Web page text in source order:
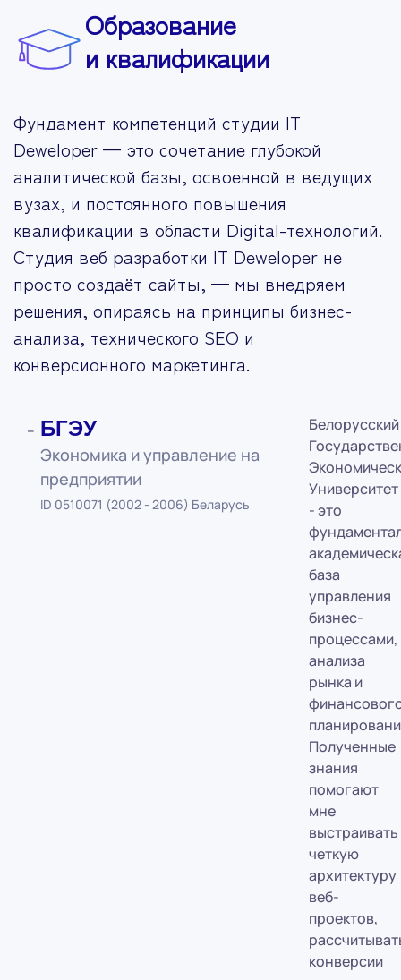
Образование
и квалификации
Фундамент компетенций студии IT
Deweloper — это сочетание глубокой
аналитической базы, освоенной в ведущих
вузах, и постоянного повышения
квалификации в области Digital-технологий.
Студия веб разработки IT Deweloper не
просто создаёт сайты, — мы внедряем
решения, опираясь на принципы бизнес-
анализа, технического SEO и
конверсионного маркетинга.
БГЭУ
Экономика и управление на
предприятии
ID 0510071 (2002 - 2006) Беларусь
Белорусский
Университет
- это
база
управления
бизнес-
процессами,
анализа
рынка и
Полученные
знания
помогают
мне
выстраивать
четкую
архитектуру
веб-
проектов,
конверсии